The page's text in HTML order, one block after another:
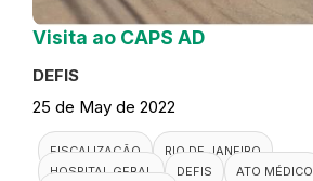
Visita ao CAPS AD
DEFIS
25 de May de 2022
FISCALIZAÇÃO
RIO DE JANEIRO
HOSPITAL GERAL
DEFIS
ATO MÉDICO